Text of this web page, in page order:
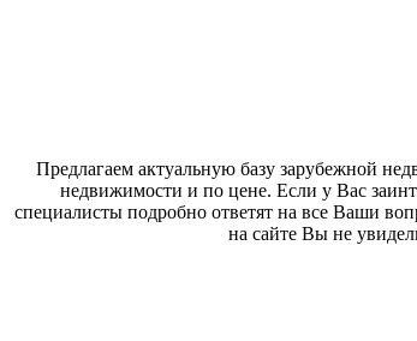
Предлагаем актуальную базу зарубежной
недвижимости и по цене. Если у Вас
специалисты подробно ответят на все Ваши
на сайте Вы не